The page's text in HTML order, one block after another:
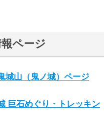
ページ
城山（鬼ノ城）ページ
巨石めぐり・トレッキン